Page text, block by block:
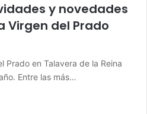
y novedades
Virgen del Prado
Prado en Talavera de la Reina
Entre las más…